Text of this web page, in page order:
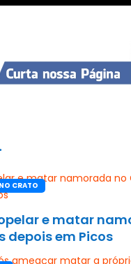
CRATO
e matar
depois em Picos